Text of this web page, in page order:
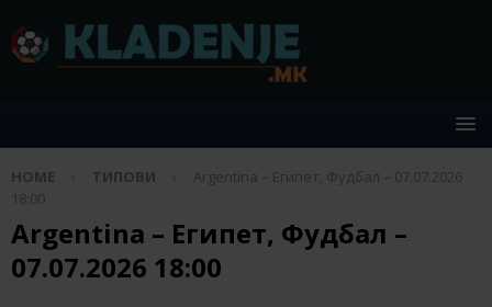
HOME ТИПОВИ
Argentina – Египет, Фудбал – 07.07.2026
18:00
Argentina – Египет, Фудбал –
07.07.2026 18:00